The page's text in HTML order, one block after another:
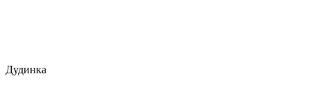
Дудинка